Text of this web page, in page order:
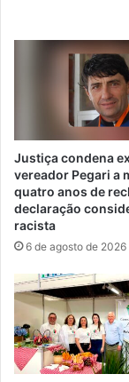
Justiça condena
vereador Pegari a
quatro anos de
declaração
racista
6 de agosto de 2026